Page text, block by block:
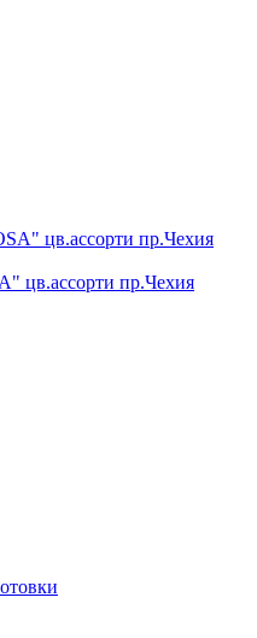
цв.ассорти пр.Чехия